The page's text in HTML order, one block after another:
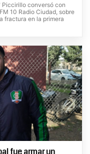
Piccirillo conversó con
10 Radio Ciudad, sobre
fractura en la primera
fue armar un